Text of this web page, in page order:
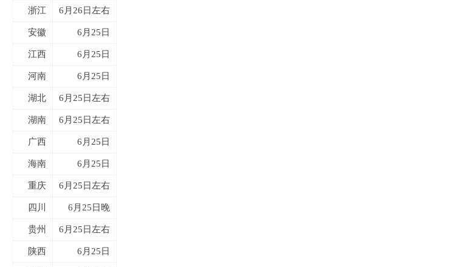
浙江 6月26日左右
安徽 6月25日
江西 6月25日
河南 6月25日
湖北 6月25日左右
湖南 6月25日左右
广西 6月25日
海南 6月25日
重庆 6月25日左右
四川 6月25日晚
贵州 6月25日左右
陕西 6月25日